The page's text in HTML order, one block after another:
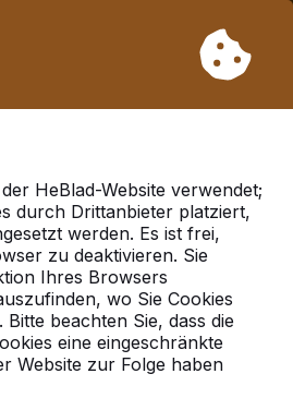
Sie daher längere
HeBlad-Website verwendet;
durch Drittanbieter platziert,
werden. Es ist frei,
zu deaktivieren. Sie
Ihres Browsers
wo Sie Cookies
beachten Sie, dass die
eine eingeschränkte
Website zur Folge haben
in:Kleve
voor deze